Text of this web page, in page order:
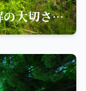
兄弟の弱さを負う－信仰と理解の大切さを教える聖句